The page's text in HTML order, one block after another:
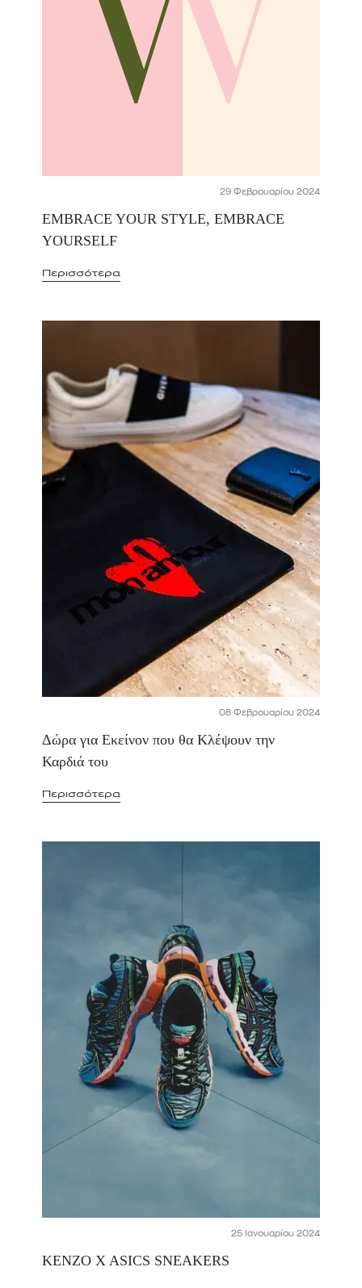
29 Φεβρουαρίου 2024
EMBRACE YOUR STYLE, EMBRACE
YOURSELF
Περισσότερα
08 Φεβρουαρίου 2024
Δώρα για Εκείνον που θα Κλέψουν την
Καρδιά του
Περισσότερα
25 Ιανουαρίου 2024
KENZO X ASICS SNEAKERS